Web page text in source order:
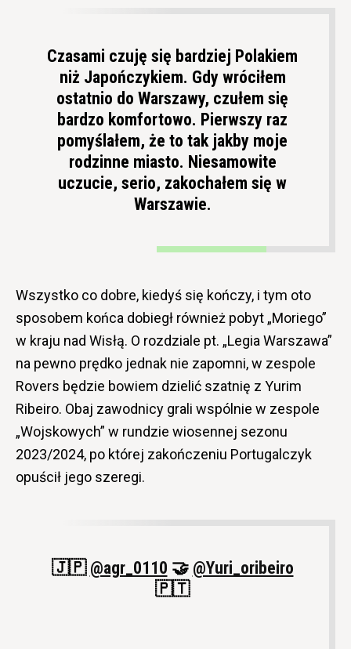
Czasami czuję się bardziej Polakiem
niż Japończykiem. Gdy wróciłem
ostatnio do Warszawy, czułem się
bardzo komfortowo. Pierwszy raz
pomyślałem, że to tak jakby moje
rodzinne miasto. Niesamowite
uczucie, serio, zakochałem się w
Warszawie.
Wszystko co dobre, kiedyś się kończy, i tym oto
sposobem końca dobiegł również pobyt „Moriego”
w kraju nad Wisłą. O rozdziale pt. „Legia Warszawa”
na pewno prędko jednak nie zapomni, w zespole
Rovers będzie bowiem dzielić szatnię z Yurim
Ribeiro. Obaj zawodnicy grali wspólnie w zespole
„Wojskowych” w rundzie wiosennej sezonu
2023/2024, po której zakończeniu Portugalczyk
opuścił jego szeregi.
🇯🇵 @agr_0110 🤝 @Yuri_oribeiro
🇵🇹